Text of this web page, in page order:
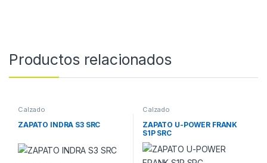
Productos relacionados
Calzado
ZAPATO INDRA S3 SRC
Calzado
ZAPATO U-POWER FRANK
S1P SRC